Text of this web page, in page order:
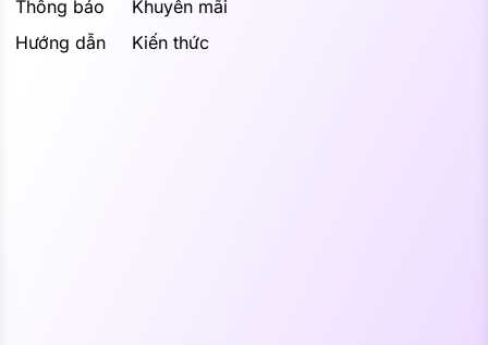
Thông báo
Khuyến mãi
Hướng dẫn
Kiến thức